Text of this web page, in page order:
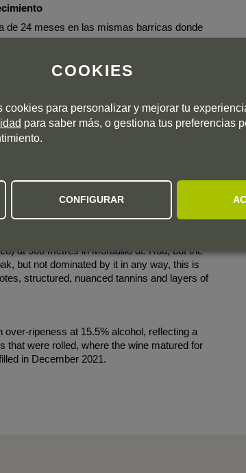
de 24 meses en las mismas barricas donde
a la elaboración de vinos blancos.
ni filtrar.
at 900 metres in Moradillo de Roa, but the
but not dominated by it in any way, this is
structured, nuanced tannins and layers of
ripeness at 15.5% alcohol, reflecting a
that were rolled, where the wine matured for
in December 2021.
COOKIES
para personalizar y mejorar tu
para saber más, o gestiona tus preferencias
CONFIGURAR